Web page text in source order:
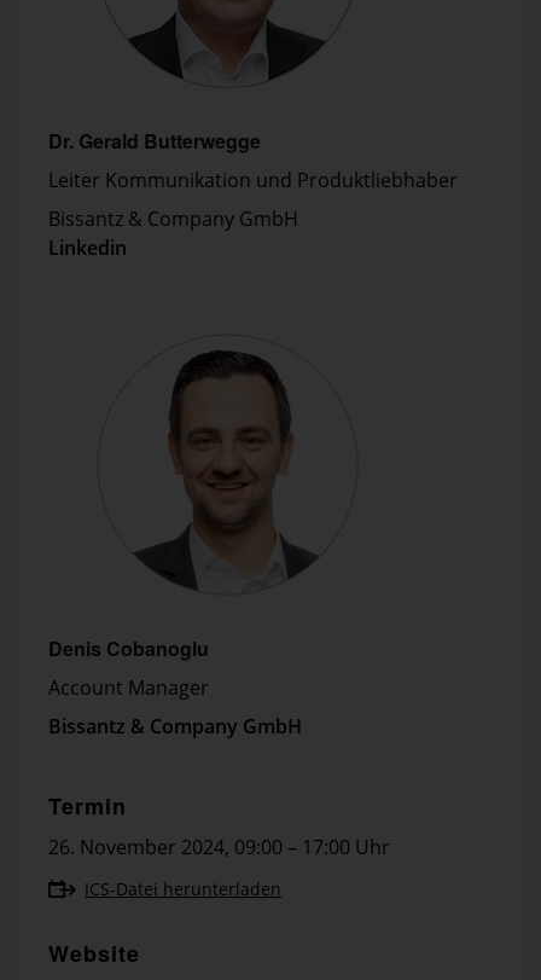
Dr. Gerald Butterwegge
Leiter Kommunikation und Produktliebhaber
Bissantz & Company GmbH
Linkedin
Denis Cobanoglu
Account Manager
Bissantz & Company GmbH
Termin
26. November 2024, 09:00 – 17:00 Uhr
ICS-Datei herunterladen
Website